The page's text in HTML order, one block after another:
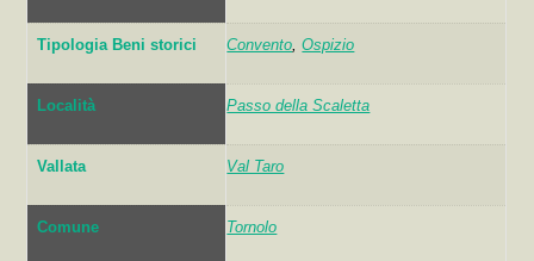
Tipologia Beni storici Convento ,Ospizio
Località Passo della Scaletta
Vallata Val Taro
Comune Tornolo